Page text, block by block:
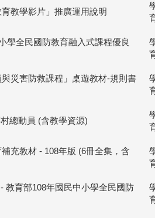
教學影片」推廣運用說明
學全民國防教育融入式課程優良
災害防救課程」桌遊教材-規則書
總動員 (含教學資源)
充教材 - 108年版 (6冊全集，含
教育部108年國民中小學全民國防